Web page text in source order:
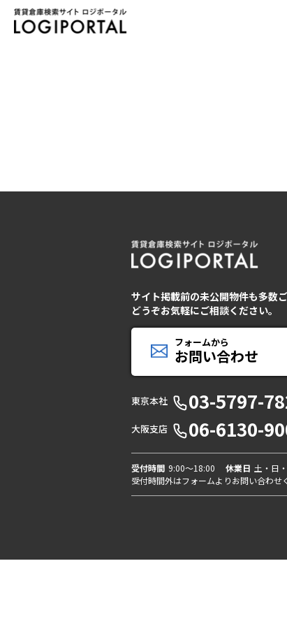
サイト掲載前の未公開物件も多数ご
どうぞお気軽にご相談ください。
フォームから
お問い合わせ
東京本社 03-5797-
大阪支店 06-6130-
受付時間 9:00〜18:00 休業日 土・日
受付時間外はフォームよりお問い合わせ